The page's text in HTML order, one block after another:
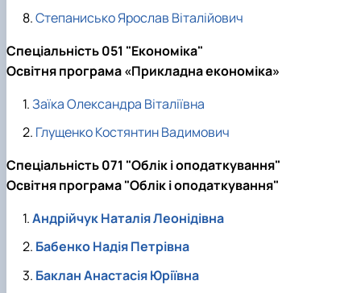
Степанисько Ярослав Віталійович
Спеціальність 051 "Економіка"
Освітня програма «Прикладна економіка»
Заїка Олександра Віталіївна
Глущенко Костянтин Вадимович
Спеціальність 071 "Облік і оподаткування"
Освітня програма "Облік і оподаткування"
Андрійчук Наталія Леонідівна
Бабенко Надія Петрівна
Баклан Анастасія Юріївна